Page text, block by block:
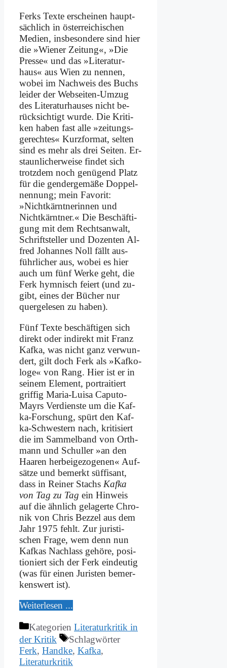
Ferks Tex­te er­schei­nen haupt­
säch­lich in öster­rei­chi­schen
Me­di­en, ins­be­son­de­re sind hier
die »Wie­ner Zei­tung«, »Die
Pres­se« und das »Li­te­ra­tur­
haus« aus Wien zu nen­nen,
wo­bei im Nach­weis des Buchs
lei­der der Web­sei­ten-Um­zug
des Li­te­ra­tur­hau­ses nicht be­
rück­sich­tigt wur­de. Die Kri­ti­
ken ha­ben fast al­le »zei­tungs­
ge­rech­tes« Kurz­for­mat, sel­ten
sind es mehr als drei Sei­ten. Er­
staun­li­cher­wei­se fin­det sich
trotz­dem noch ge­nü­gend Platz
für die gen­der­ge­mä­ße Dop­pel­
nen­nung; mein Fa­vo­rit:
»Nicht­kärnt­ne­rin­nen und
Nicht­kärnt­ner.« Die Be­schäf­ti­
gung mit dem Rechts­an­walt,
Schrift­stel­ler und Do­zen­ten Al­
fred Jo­han­nes Noll fällt aus­
führ­li­cher aus, wo­bei es hier
auch um fünf Wer­ke geht, die
Ferk hym­nisch fei­ert (und zu­
gibt, ei­nes der Bü­cher nur
quer­ge­le­sen zu ha­ben).
Fünf Tex­te be­schäf­ti­gen sich
di­rekt oder in­di­rekt mit Franz
Kaf­ka, was nicht ganz ver­wun­
dert, gilt doch Ferk als »Kaf­ko­
lo­ge« von Rang. Hier ist er in
sei­nem Ele­ment, por­trai­tiert
grif­fig Ma­ria-Lui­sa Ca­pu­to-
Mayrs Ver­dien­ste um die Kaf­
ka-For­schung, spürt den Kaf­
ka-Schwe­stern nach, kri­ti­siert
die im Sam­mel­band von Orth­
mann und Schul­ler »an den
Haa­ren her­bei­ge­zo­ge­nen« Auf­
sät­ze und be­merkt süf­fi­sant,
dass in Rei­ner Stachs Kaf­ka
von Tag zu Tag ein Hin­weis
auf die ähn­lich ge­la­ger­te Chro­
nik von Chris Bez­zel aus dem
Jahr 1975 fehlt. Zur ju­ri­sti­
schen Fra­ge, wem denn nun
Kaf­kas Nach­lass ge­hö­re, po­si­
tio­niert sich der Ferk ein­deu­tig
(was für ei­nen Ju­ri­sten be­mer­
kens­wert ist).
Wei­ter­le­sen ...
Kategorien Literaturkritik in
der Kritik
Schlagwörter
Ferk, Handke, Kafka,
Literaturkritik